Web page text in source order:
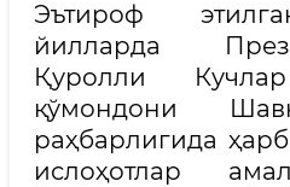
Эътироф
йилларда
Қуролли
қўмондони
раҳбарлигида
ислоҳотлар